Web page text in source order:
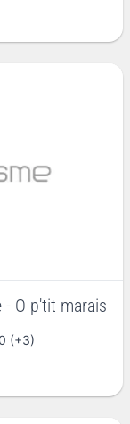
O p'tit marais
(+3)